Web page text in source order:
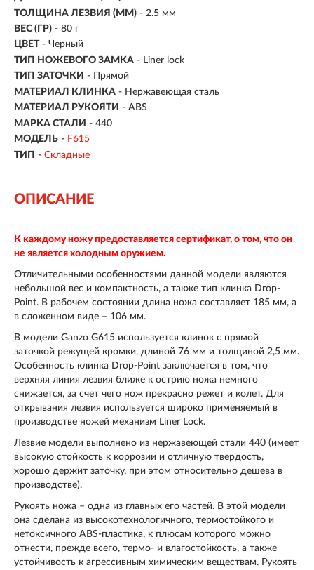
ТОЛЩИНА ЛЕЗВИЯ (ММ) - 2.5 мм
ВЕС (ГР) - 80 г
ЦВЕТ - Черный
ТИП НОЖЕВОГО ЗАМКА - Liner lock
ТИП ЗАТОЧКИ - Прямой
МАТЕРИАЛ КЛИНКА - Нержавеющая сталь
МАТЕРИАЛ РУКОЯТИ - ABS
МАРКА СТАЛИ - 440
МОДЕЛЬ - F615
ТИП - Складные
ОПИСАНИЕ
К каждому ножу предоставляется сертификат, о том, что он
не является холодным оружием.
Отличительными особенностями данной модели являются
небольшой вес и компактность, а также тип клинка Drop-
Point. В рабочем состоянии длина ножа составляет 185 мм, а
в сложенном виде – 106 мм.
В модели Ganzo G615 используется клинок с прямой
заточкой режущей кромки, длиной 76 мм и толщиной 2,5 мм.
Особенность клинка Drop-Point заключается в том, что
верхняя линия лезвия ближе к острию ножа немного
снижается, за счет чего нож прекрасно режет и колет. Для
открывания лезвия используется широко применяемый в
производстве ножей механизм Liner Lock.
Лезвие модели выполнено из нержавеющей стали 440 (имеет
высокую стойкость к коррозии и отличную твердость,
хорошо держит заточку, при этом относительно дешева в
производстве).
Рукоять ножа – одна из главных его частей. В этой модели
она сделана из высокотехнологичного, термостойкого и
нетоксичного ABS-пластика, к плюсам которого можно
отнести, прежде всего, термо- и влагостойкость, а также
устойчивость к агрессивным химическим веществам. Рукоять